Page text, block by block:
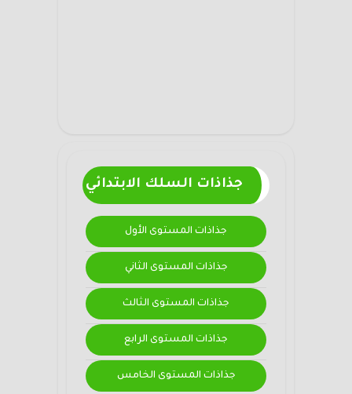
جذاذات السلك الابتدائي
جذاذات المستوى الأول
جذاذات المستوى الثاني
جذاذات المستوى الثالث
جذاذات المستوى الرابع
جذاذات المستوى الخامس